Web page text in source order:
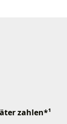
zahlen*¹